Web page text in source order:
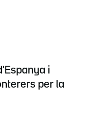
i
per la